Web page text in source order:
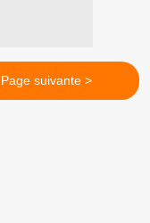
Page suivante >